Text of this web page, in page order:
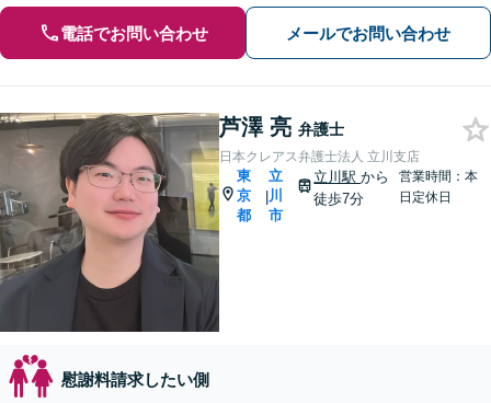
電話でお問い合わせ メールでお問い合わせ
芦澤 亮 弁護士
日本クレアス弁護士法人 立川支店
東
京
都
|
立
川
市
立川駅から
徒歩7分
営業時間：本
日定休日
慰謝料請求したい側